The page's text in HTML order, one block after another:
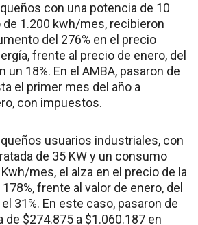
con una potencia de 10
de 1.200 kwh/mes, recibieron
del 276% en el precio
frente al precio de enero, del
un 18%. En el AMBA, pasaron de
el primer mes del año a
con impuestos.
usuarios industriales, con
de 35 KW y un consumo
mes, el alza en el precio de la
frente al valor de enero, del
31%. En este caso, pasaron de
de $274.875 a $1.060.187 en